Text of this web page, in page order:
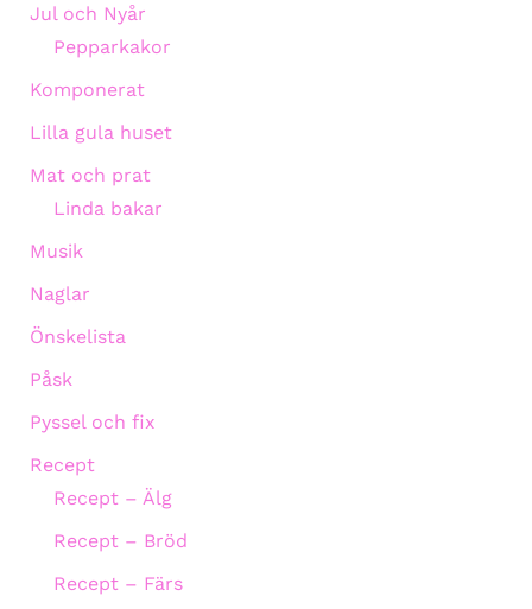
Jul och Nyår
Pepparkakor
Komponerat
Lilla gula huset
Mat och prat
Linda bakar
Musik
Naglar
Önskelista
Påsk
Pyssel och fix
Recept
Recept – Älg
Recept – Bröd
Recept – Färs